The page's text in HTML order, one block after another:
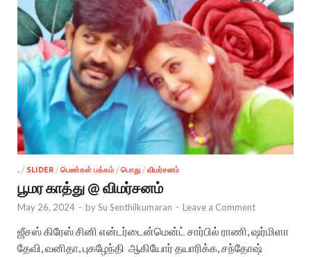
. / SLIDER / பெண்கள் பக்கம் / பொது / விமர்சனம்
பூமர காத்து @ விமர்சனம்
May 26, 2024 - bySu Senthilkumaran - Leave a Comment
ஜீசஸ் கிரேஸ் சினி என்டர்டைன்மென்ட் சார்பில் ராணி, ஷர்மிளா
தேவி, வனிதா, புகழேந்தி ஆகியோர் தயாரிக்க, சந்தோஷ்